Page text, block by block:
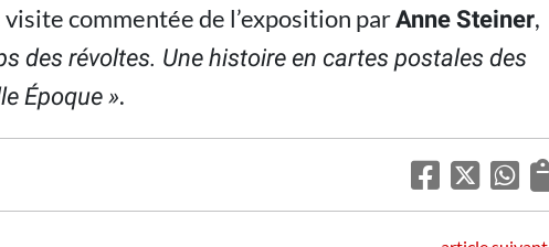
commentée de l’exposition parAnne Steiner,
des révoltes. Une histoire en cartes postales des
Époque ».